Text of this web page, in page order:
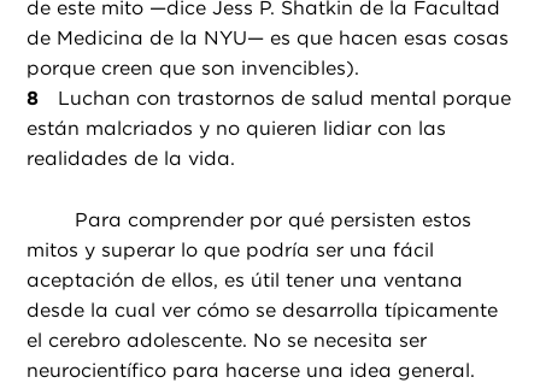
de este mito —dice Jess P. Shatkin de la Facultad
de Medicina de la NYU— es que hacen esas cosas
porque creen que son invencibles).
Luchan con trastornos de salud mental porque
están malcriados y no quieren lidiar con las
realidades de la vida.
Para comprender por qué persisten estos
mitos y superar lo que podría ser una fácil
aceptación de ellos, es útil tener una ventana
desde la cual ver cómo se desarrolla típicamente
el cerebro adolescente. No se necesita ser
neurocientífico para hacerse una idea general.